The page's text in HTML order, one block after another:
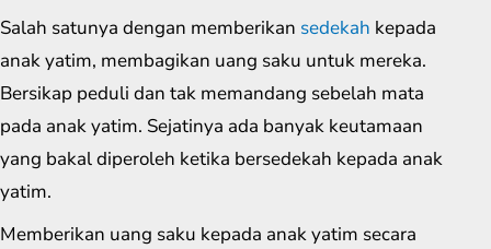
Salah satunya dengan memberikan sedekah kepada
anak yatim, membagikan uang saku untuk mereka.
Bersikap peduli dan tak memandang sebelah mata
pada anak yatim. Sejatinya ada banyak keutamaan
yang bakal diperoleh ketika bersedekah kepada anak
yatim.
Memberikan uang saku kepada anak yatim secara